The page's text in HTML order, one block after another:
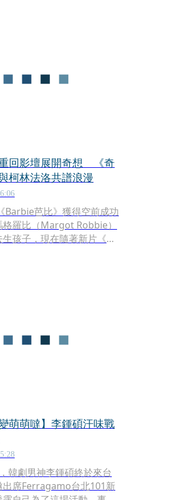
回影壇展開奇想 《奇
柯林法洛共譜浪漫
Barbie芭比》獲得空前成功
羅比（Margot Robbie）
孩子，現在隨著新片《奇
萌萌噠】李鍾碩汗味戰
韓劇男神李鍾碩終於來台
出席Ferragamo台北101新